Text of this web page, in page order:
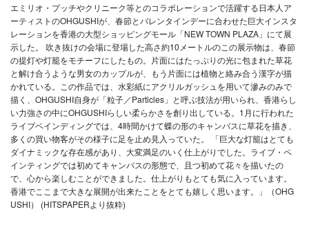
エミリオ・プッチやクリニーク等とのコラボレーションで活躍する日本人ア
ーティストのOHGUSHIが、春節とバレンタインデーに合わせた巨大インスタ
レーションを香港の大型ショッピングモール「NEW TOWN PLAZA」にて展
示した。 吹き抜けの会場に登場した高さ約10メートルのこの展示物は、春節
の提灯や灯籠をモチーフにしたもの。片面にはたっぷりの光に包まれた草花
と解け合うような男女のカップルが、もう片面には植物と絡み合う漢字が描
かれている。この作品では、水彩紙にアクリルガッシュを用いて滲みのみで
描く、OHGUSHI自身が「粒子／Particles」と呼ぶ技法が用いられ、香港らし
い力強さの中にOHGUSHIらしい柔らかさを創り出している。1月に行われた
ライブペインディングでは、4時間かけて蝶の形のキャンバスに草花を描き、
多くの買い物客がその様子に足を止め見入っていた。 「巨大な灯籠はとても
ダイナミックな存在感があり、大変満足のいく仕上がりでした。ライブ・ペ
インティングでは初めてキャンバスの形態で、且つ初めて花々を描いたの
で、心から楽しむことができました。仕上がりもとても気に入っています。
香港でここまで大きな展開が出来たことをとても嬉しく思います。」（OHG
USHI） (HITSPAPERより抜粋)